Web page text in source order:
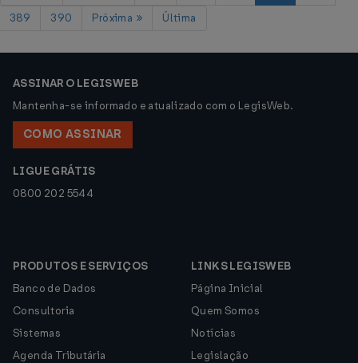
389
390 Próxima Última
ASSINAR O LEGISWEB
Mantenha-se informado e atualizado com o LegisWeb.
COMO ASSINAR
LIGUE GRÁTIS
0800 202 5544
PRODUTOS E SERVIÇOS
Banco de Dados
Consultoria
Sistemas
Agenda Tributária
LINKS LEGISWEB
Página Inicial
Quem Somos
Notícias
Legislação